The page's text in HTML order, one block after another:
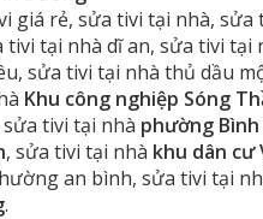
giá rẻ, sửa tivi tại nhà,
tivi tại nhà dĩ an, sửa tivi tại
sửa tivi tại nhà thủ dầu
Khu công nghiệp Sóng
sửa tivi tại nhà phường
, sửa tivi tại nhà khu dân cư
an bình, sửa tivi tại
.